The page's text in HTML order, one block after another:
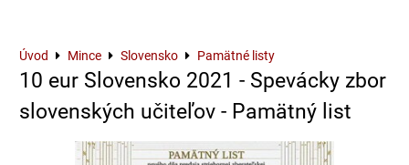
Úvod Mince Slovensko Pamätné listy
10 eur Slovensko 2021 - Spevácky zbor
slovenských učiteľov - Pamätný list